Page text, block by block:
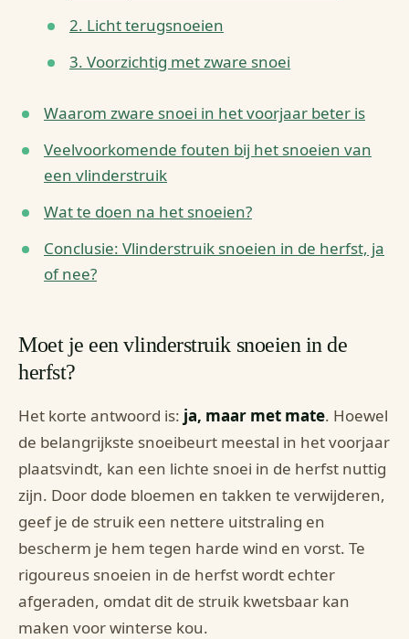
2. Licht terugsnoeien
3. Voorzichtig met zware snoei
Waarom zware snoei in het voorjaar beter is
Veelvoorkomende fouten bij het snoeien van
een vlinderstruik
Wat te doen na het snoeien?
Conclusie: Vlinderstruik snoeien in de herfst, ja
of nee?
Moet je een vlinderstruik snoeien in de
herfst?
Het korte antwoord is: ja, maar met mate. Hoewel
de belangrijkste snoeibeurt meestal in het voorjaar
plaatsvindt, kan een lichte snoei in de herfst nuttig
zijn. Door dode bloemen en takken te verwijderen,
geef je de struik een nettere uitstraling en
bescherm je hem tegen harde wind en vorst. Te
rigoureus snoeien in de herfst wordt echter
afgeraden, omdat dit de struik kwetsbaar kan
maken voor winterse kou.